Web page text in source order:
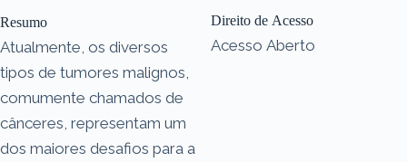
Resumo
Atualmente, os diversos
tipos de tumores malignos,
comumente chamados de
cânceres, representam um
dos maiores desafios para a
Direito de Acesso
Acesso Aberto